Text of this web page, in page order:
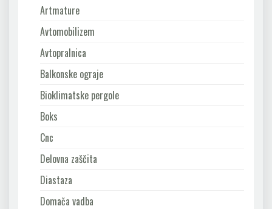
Artmature
Avtomobilizem
Avtopralnica
Balkonske ograje
Bioklimatske pergole
Boks
Cnc
Delovna zaščita
Diastaza
Domača vadba